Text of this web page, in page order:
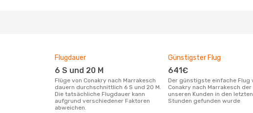
Flugdauer
6 S und 20 M
Flüge von Conakry nach Marrakesch
dauern durchschnittlich 6 S und 20 M.
Die tatsächliche Flugdauer kann
aufgrund verschiedener Faktoren
abweichen.
Günstigster Flug
641€
Der günstigste einfache Flug von
Conakry nach Marrakesch der
unseren Kunden in den
Stunden gefunden wurde